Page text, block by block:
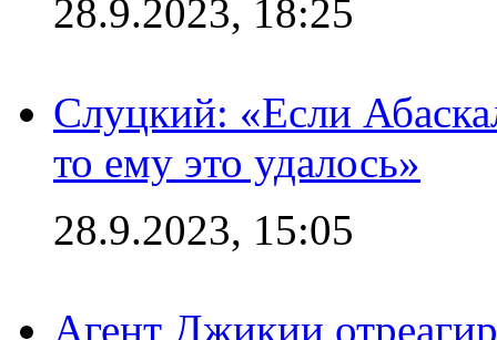
28.9.2023, 18:25
Слуцкий: «Если
то ему это удалось»
28.9.2023, 15:05
Агент Джикии